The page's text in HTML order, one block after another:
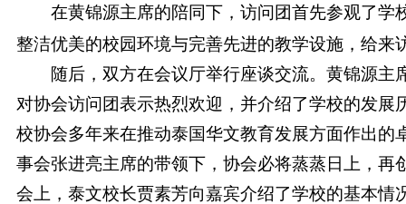
在黄锦源主席的陪同下，访问团首先参观了学
整洁优美的校园环境与完善先进的教学设施，给来
随后，双方在会议厅举行座谈交流。黄锦源主
对协会访问团表示热烈欢迎，并介绍了学校的发展
校协会多年来在推动泰国华文教育发展方面作出的
事会张进亮主席的带领下，协会必将蒸蒸日上，再
会上，泰文校长贾素芳向嘉宾介绍了学校的基本情